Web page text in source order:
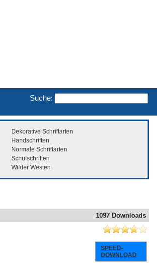
Suche:
Dekorative Schriftarten
Handschriften
Normale Schriftarten
Schulschriften
Wilder Westen
1097 Downloads
SPEED-
DOWNLOAD